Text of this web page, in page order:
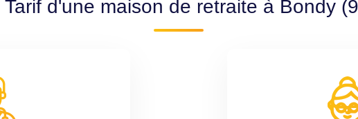
Tarif d'une maison de retraite à Bondy